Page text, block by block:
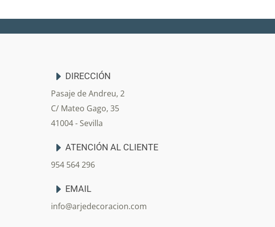
DIRECCIÓN
Pasaje de Andreu, 2
C/ Mateo Gago, 35
41004 - Sevilla
ATENCIÓN AL CLIENTE
954 564 296
EMAIL
info@arjedecoracion.com